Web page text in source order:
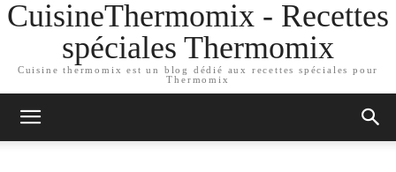
CuisineThermomix - Recettes
spéciales Thermomix
Cuisine thermomix est un blog dédié aux recettes spéciales pour
Thermomix